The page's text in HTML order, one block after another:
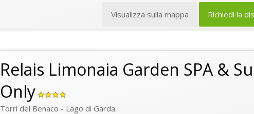
Richiedi la
Visualizza sulla mappa
Relais Limonaia Garden SPA &
Only
Torri del Benaco - Lago di Garda